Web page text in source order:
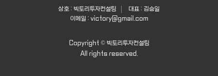
상호 : 빅토리투자컨설팅
대표 : 김승일
이메일 : victory@gmail.com
Copyright © 빅토리투자컨설팅
All rights reserved.